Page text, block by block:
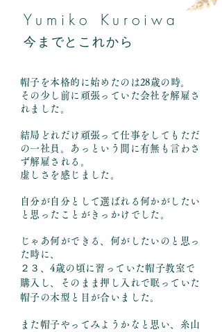
Yumiko Kuroiwa
今までとこれから
帽子を本格的に始めたのは28歳の時。
その少し前に頑張っていた会社を解雇さ
れました。
結局どれだけ頑張って仕事をしてもただ
の一社員。あっという間に有無も言わさ
ず解雇される。
虚しさを感じました。
自分が自分として選ばれる何かがしたい
と思ったことがきっかけでした。
じゃあ何ができる、何がしたいのと思っ
た時に、
２３、4歳の頃に習っていた帽子教室で
購入し、そのまま押し入れで眠っていた
帽子の木型と目が合いました。
また帽子やってみようかなと思い、糸山